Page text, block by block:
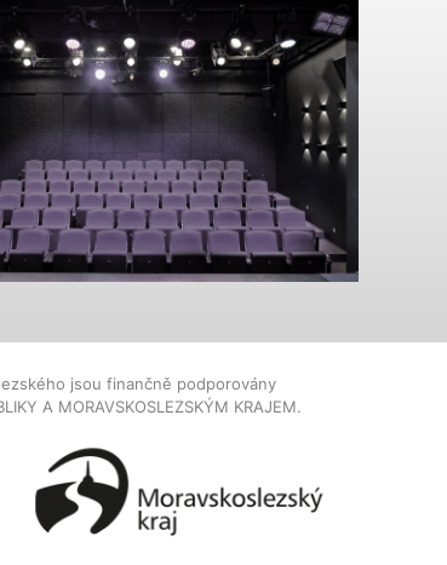
jsou finančně podporovány
A MORAVSKOSLEZSKÝM KRAJEM.